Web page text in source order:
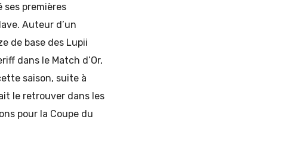
ses premières
Auteur d’un
de base des Lupii
dans le Match d’Or,
saison, suite à
le retrouver dans les
pour la Coupe du